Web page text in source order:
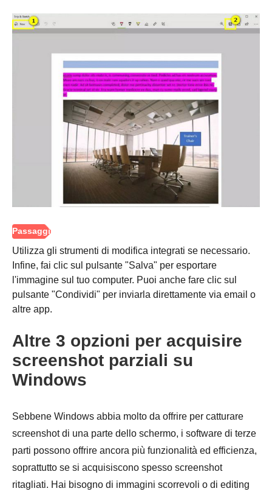
Utilizza gli strumenti di modifica integrati se necessario.
Infine, fai clic sul pulsante "Salva" per esportare
l'immagine sul tuo computer. Puoi anche fare clic sul
pulsante "Condividi" per inviarla direttamente via email o
altre app.
Altre 3 opzioni per acquisire
screenshot parziali su
Windows
Sebbene Windows abbia molto da offrire per catturare
screenshot di una parte dello schermo, i software di terze
parti possono offrire ancora più funzionalità ed efficienza,
soprattutto se si acquisiscono spesso screenshot
ritagliati. Hai bisogno di immagini scorrevoli o di editing